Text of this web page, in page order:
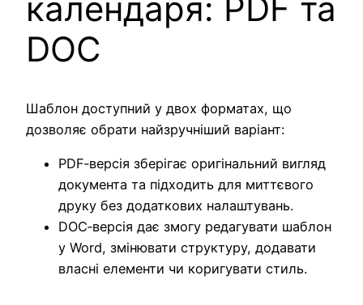
календаря: PDF та
DOC
Шаблон доступний у двох форматах, що
дозволяє обрати найзручніший варіант:
PDF‑версія зберігає оригінальний вигляд
документа та підходить для миттєвого
друку без додаткових налаштувань.
DOC‑версія дає змогу редагувати шаблон
у Word, змінювати структуру, додавати
власні елементи чи коригувати стиль.